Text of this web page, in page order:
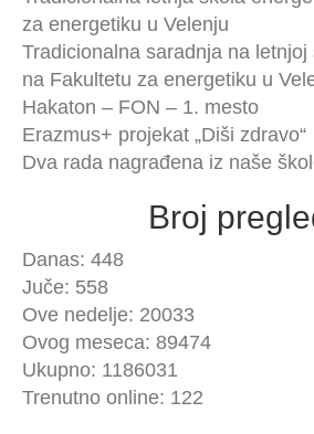
za energetiku u Velenju
Tradicionalna saradnja na
na Fakultetu za energetiku u
Hakaton – FON – 1. mesto
Erazmus+ projekat „Diši zdravo“
Dva rada nagrađena iz naše
Broj
Danas: 448
Juče: 558
Ove nedelje: 20033
Ovog meseca: 89474
Ukupno: 1186031
Trenutno online: 122